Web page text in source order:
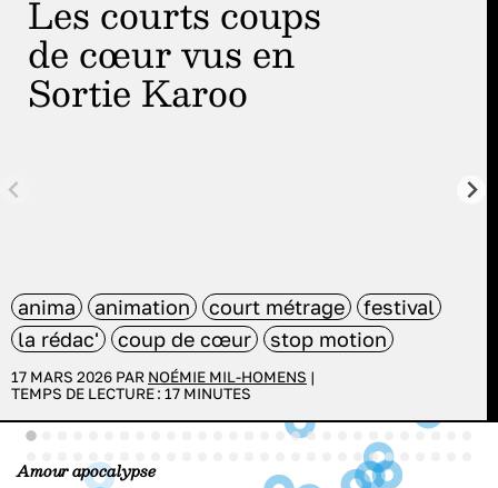
Les courts coups
de cœur vus en
Sortie Karoo
anima animation court métrage
festival
la rédac'
coup de cœur stop motion
17 MARS 2026 PAR NOÉMIE MIL-HOMENS |
TEMPS DE LECTURE : 17 MINUTES
Amour apocalypse